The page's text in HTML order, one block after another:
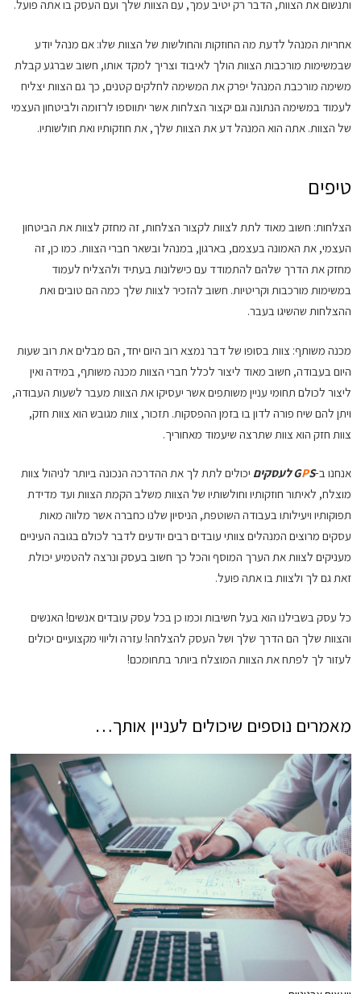
ותנשום את הצוות, הדבר רק יטיב עמך, עם הצוות שלך ועם העסק בו אתה פועל.
אחריות המנהל לדעת מה החוזקות והחולשות של הצוות שלו: אם מנהל יודע
שבמשימות מורכבות הצוות הולך לאיבוד וצריך למקד אותו, חשוב שברגע קבלת
משימה מורכבת המנהל יפרק את המשימה לחלקים קטנים, כך גם הצוות יצליח
לעמוד במשימה הנתונה וגם יקצור הצלחות אשר יתווספו לרזומה ולביטחון העצמי
של הצוות. אתה הוא המנהל דע את הצוות שלך, את חוזקותיו ואת חולשותיו.
טיפים
הצלחות: חשוב מאוד לתת לצוות לקצור הצלחות, זה מחזק לצוות את הביטחון
העצמי, את האמונה בעצמם, בארגון, במנהל ובשאר חברי הצוות. כמו כן, זה
מחזק את הדרך שלהם להתמודד עם כישלונות בעתיד ולהצליח לעמוד
במשימות מורכבות וקריטיות. חשוב להזכיר לצוות שלך כמה הם טובים ואת
ההצלחות שהשיגו בעבר.
מכנה משותף: צוות בסופו של דבר נמצא רוב היום יחד, הם מבלים את רוב שעות
היום בעבודה, חשוב מאוד ליצור לכלל חברי הצוות מכנה משותף, במידה ואין
ליצור לכולם תחומי עניין משותפים אשר יעסיקו את הצוות מעבר לשעות העבודה,
ויתן להם שיח פורה לדון בו בזמן ההפסקות. תזכור, צוות מגובש הוא צוות חזק,
צוות חזק הוא צוות שתרצה שיעמוד מאחוריך.
אנחנו ב- GPS לעסקים
יכולים לתת לך את ההדרכה הנכונה ביותר לניהול צוות
מוצלח, לאיתור חוזקותיו וחולשותיו של הצוות משלב הקמת הצוות ועד מדידת
תפוקותיו ויעילותו בעבודה השוטפת, הניסיון שלנו כחברה אשר מלווה מאות
עסקים מרוצים המנהלים צוותי עובדים רבים יודעים לדבר לכולם בגובה העיניים
מעניקים לצוות את הערך המוסף והכל כך חשוב בעסק ונרצה להטמיע יכולת
זאת גם לך ולצוות בו אתה פועל.
כל עסק בשבילנו הוא בעל חשיבות וכמו כן בכל עסק עובדים אנשים! האנשים
והצוות שלך הם הדרך שלך ושל העסק להצלחה! עזרה וליווי מקצועיים יכולים
לעזור לך לפתח את הצוות המוצלח ביותר בתחומכם!
מאמרים נוספים שיכולים לעניין אותך…